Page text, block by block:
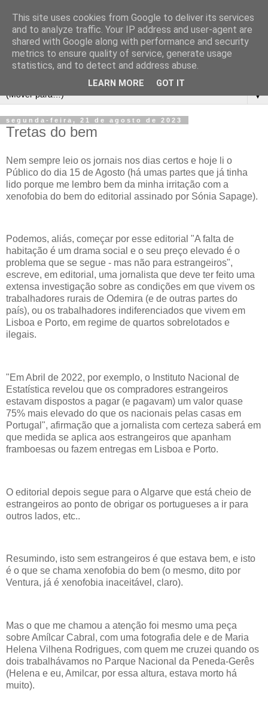
▼
segunda-feira, 21 de agosto de 2023
Tretas do bem
Nem sempre leio os jornais nos dias certos e hoje li o
Público do dia 15 de Agosto (há umas partes que já tinha
lido porque me lembro bem da minha irritação com a
xenofobia do bem do editorial assinado por Sónia Sapage).
Podemos, aliás, começar por esse editorial "A falta de
habitação é um drama social e o seu preço elevado é o
problema que se segue - mas não para estrangeiros",
escreve, em editorial, uma jornalista que deve ter feito uma
extensa investigação sobre as condições em que vivem os
trabalhadores rurais de Odemira (e de outras partes do
país), ou os trabalhadores indiferenciados que vivem em
Lisboa e Porto, em regime de quartos sobrelotados e
ilegais.
"Em Abril de 2022, por exemplo, o Instituto Nacional de
Estatística revelou que os compradores estrangeiros
estavam dispostos a pagar (e pagavam) um valor quase
75% mais elevado do que os nacionais pelas casas em
Portugal", afirmação que a jornalista com certeza saberá em
que medida se aplica aos estrangeiros que apanham
framboesas ou fazem entregas em Lisboa e Porto.
O editorial depois segue para o Algarve que está cheio de
estrangeiros ao ponto de obrigar os portugueses a ir para
outros lados, etc..
Resumindo, isto sem estrangeiros é que estava bem, e isto
é o que se chama xenofobia do bem (o mesmo, dito por
Ventura, já é xenofobia inaceitável, claro).
Mas o que me chamou a atenção foi mesmo uma peça
sobre Amílcar Cabral, com uma fotografia dele e de Maria
Helena Vilhena Rodrigues, com quem me cruzei quando os
dois trabalhávamos no Parque Nacional da Peneda-Gerês
(Helena e eu, Amilcar, por essa altura, estava morto há
muito).
This site uses cookies from Google to deliver its services
and to analyze traffic. Your IP address and user-agent are
shared with Google along with performance and security
metrics to ensure quality of service, generate usage
statistics, and to detect and address abuse.
LEARN MORE GOT IT